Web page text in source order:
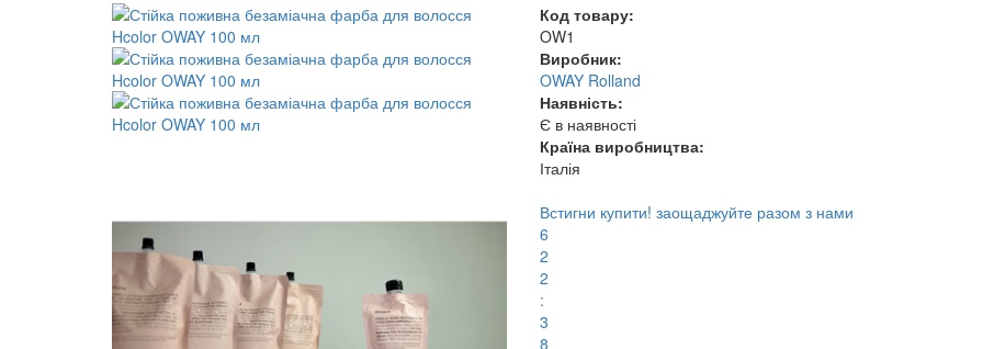
Код товару:
OW1
Виробник:
OWAY Rolland
Наявність:
Є в наявності
Країна виробництва:
Італія
Встигни купити! заощаджуйте разом з нами
6
2
2
:
3
8